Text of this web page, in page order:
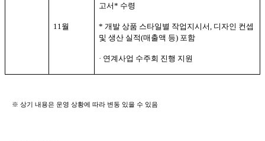
11월
고서* 수령
* 개발 상품 스타일별 작업지시서, 디자인 컨셉
및 생산 실적(매출액 등) 포함
· 연계사업 수주회 진행 지원
※ 상기 내용은 운영 상황에 따라 변동 있을 수 있음